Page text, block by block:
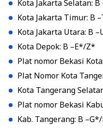
Kota Jakarta Selatan: B
Kota Jakarta Timur: B
Kota Jakarta Utara: B
Kota Depok: B –E*/Z*
Plat nomor Bekasi
Plat Nomor Kota
Kota Tangerang
Plat nomor Bekasi
Kab. Tangerang: B